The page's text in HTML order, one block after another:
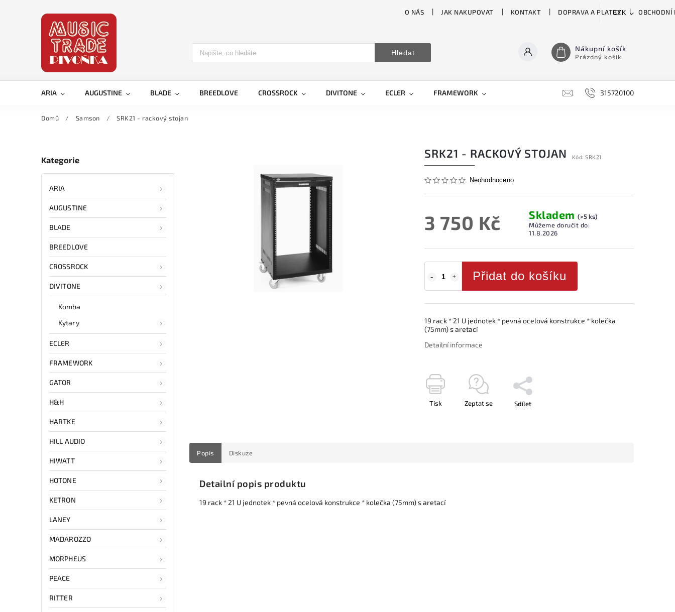
O NÁS JAK NAKUPOVAT KONTAKT DOPRAVA A PLATBY OBCHODNÍ
CZK
Hledat Nákupní košík
Prázdný košík
ARIA AUGUSTINE BLADE BREEDLOVE CROSSROCK DIVITONE ECLER FRAMEWORK H&H HARTKE
315720100
Domů / Samson / SRK21 - rackový stojan
Kategorie
ARIA
AUGUSTINE
BLADE
BREEDLOVE
CROSSROCK
DIVITONE
Komba
Kytary
ECLER
FRAMEWORK
GATOR
H&H
HARTKE
HILL AUDIO
HIWATT
HOTONE
KETRON
LANEY
MADAROZZO
MORPHEUS
PEACE
RITTER
SRK21 - RACKOVÝ STOJAN Kód: SRK21
Neohodnoceno
3 750 Kč Skladem(>5 ks)
Můžeme doručit do:
11.8.2026
Přidat do košíku
19 rack * 21 U jednotek * pevná ocelová konstrukce * kolečka
(75mm) s aretací
Detailní informace
Tisk Zeptat se Sdílet
Popis Diskuze
Detailní popis produktu
19 rack * 21 U jednotek * pevná ocelová konstrukce * kolečka (75mm) s aretací